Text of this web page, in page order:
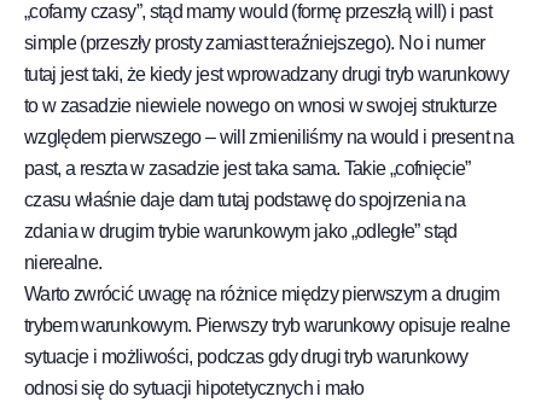
„cofamy czasy”, stąd mamy would (formę przeszłą will) i past
simple (przeszły prosty zamiast teraźniejszego). No i numer
tutaj jest taki, że kiedy jest wprowadzany drugi tryb warunkowy
to w zasadzie niewiele nowego on wnosi w swojej strukturze
względem pierwszego – will zmieniliśmy na would i present na
past, a reszta w zasadzie jest taka sama. Takie „cofnięcie”
czasu właśnie daje dam tutaj podstawę do spojrzenia na
zdania w drugim trybie warunkowym jako „odległe” stąd
nierealne.
Warto zwrócić uwagę na różnice między pierwszym a drugim
trybem warunkowym. Pierwszy tryb warunkowy opisuje realne
sytuacje i możliwości, podczas gdy drugi tryb warunkowy
odnosi się do sytuacji hipotetycznych i mało